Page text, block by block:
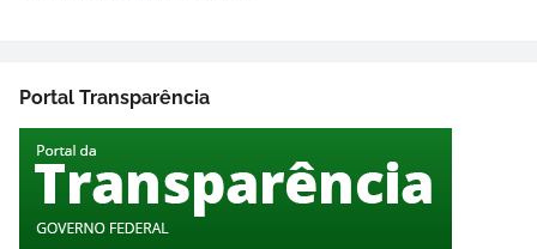
Portal Transparência